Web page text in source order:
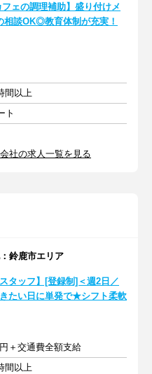
フェの調理補助】盛り付けメ
相談OK◎教育体制が充実！
間以上
ト
社の求人一覧を見る
鈴鹿市エリア
スタッフ】[登録制]＜週2日／
たい日に単発で★シフト柔軟
＋交通費全額支給
間以上